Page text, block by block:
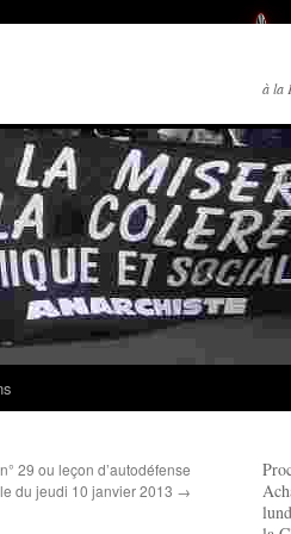
à la
29 ou leçon d’autodéfense
du jeudi 10 janvier 2013 →